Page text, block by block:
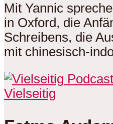
Mit Yannic
in Oxford, die
Schreibens, die
mit chinesisch-
Vielseitig